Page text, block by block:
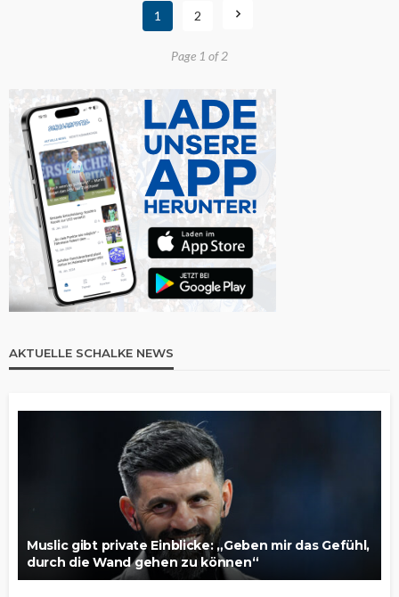
1 2
Page 1 of 2
AKTUELLE SCHALKE NEWS
Muslic gibt private Einblicke: „Geben mir das Gefühl,
durch die Wand gehen zu können“